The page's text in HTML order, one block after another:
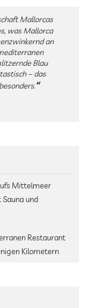
Mallorcas
was Mallorca
an
Blau
– das
Mittelmeer
und
Restaurant
Kilometern